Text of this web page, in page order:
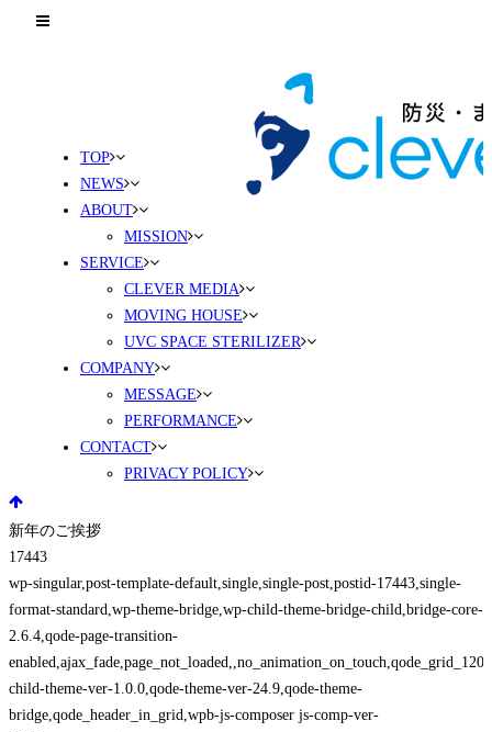
TOP
NEWS
ABOUT
MISSION
SERVICE
CLEVER MEDIA
MOVING HOUSE
UVC SPACE STERILIZER
COMPANY
MESSAGE
PERFORMANCE
CONTACT
PRIVACY POLICY
新年のご挨拶
17443
wp-singular,post-template-default,single,single-post,postid-17443,single-
format-standard,wp-theme-bridge,wp-child-theme-bridge-child,bridge-core-
2.6.4,qode-page-transition-
child-theme-ver-1.0.0,qode-theme-ver-24.9,qode-theme-
bridge,qode_header_in_grid,wpb-js-composer js-comp-ver-